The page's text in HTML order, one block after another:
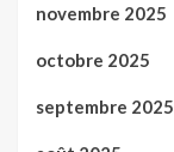
novembre 2025
octobre 2025
septembre 2025